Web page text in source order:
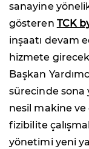
sanayine
gösteren TCK
inşaatı devam
hizmete
Başkan
sürecinde sona
nesil makine ve
fizibilite
yönetimi yeni